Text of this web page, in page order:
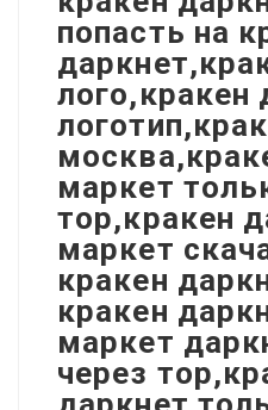
попасть на
лого,кракен
маркет
тор,кракен
маркет
кракен
кракен
маркет
через